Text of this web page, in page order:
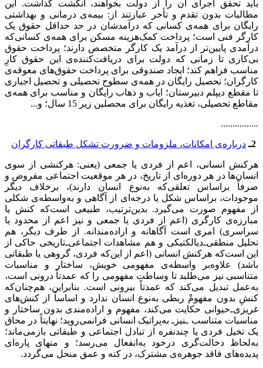
باید تحقق اجرای آن را از دولت بخواهند، انگشت گذاشت. این
مطالبات بدون تقدم و تأخر عبارتند از: بیمه‌ی درمانی و بهداشتی
رایگان برای همه‌ی کسانی که درآمدشان در حد حداقل حقوق یک
کارگر فنی است؛ پرداخت کمک‌هزینه مسکن برای همه‌ی کسانی‌که
درآمدی پایین‌تر از درآمد یک کارگر متخصص دارند؛ پرداخت حقوق
بی‌کاری تا زمانی که دولت برای دریافت‌کننده‌ی این حقوق کارِ
مناسب فراهم کند؛ ایجاد صندوقی برای پرداخت حقوق‌های معوقه‌ی
کارگران؛ تحصیل رایگان در همه‌ی سطوح تحصیلی و تحصیل اجباری
تا مقطع دیپلم دبیرستان؛ ایاب و ذهاب رایگان و مناسب برای همه‌ی
مقاطع تحصیلی، تغذیه رایگان برای محصلین زیر 15 سال؛ و...
................
2ـ درباره‌ی امکانات، ملزومات و ضرورت تشکل طبقاتی کارگران
هرکنش انسانی، اعم از فردی یا جمعی (یعنی: هرکنشی از سوی
انسان‌ها در هر دوره‌‌ای از تاریخ، در هر موقعیت اجتماعی مفروض و
صرفاً براساس تعلقی‌که به‌نوع انسان دارند)، برخلاف دیگر
موجودات، براساس شکل یا درجه‌ای از آگاهی و به‌واسطه‌ی شکلی
از مفهوم صورت می‌گیرد. بدین‌ترتیب، طبیعی است‌که کنش یا
مبارزه‌ی کارگری (اعم از فردی یا جمعی و نیز اعم از محدود یا
سراسری) امری است آگاهانه و اراده‌مندانه. از طرف دیگر، هم
تحلیل منطقی‌ـ‌دیالکتیکی و هم مشاهدات اجتماعی‌ـ‌تاریخی حاکی از
این است‌که هرکنش انسانی (اعم از این‌که فردی، گروهی یا طبقاتی
باشد) علاوه‌بر واسطه‌ی مفهومی خویش، ساختار و مناسبات
متناسبی نیز می‌طلبد تا وساطت مفهومی را که عمدتاً درونی است،
‌به‌عمل تبدیل می‌کند که عمدتاً بیرونی است. بنابراین، هم‌چنان‌که
کنشِ بدون مفهومْ ربطی به‌نوع انسان ندارد و اساساً از ‌کنش‌های
غریزی‌ـ‌‌حیوانی حکایت می‌کند، مفهوم و اراده‌مندی بدون ساختار و
مناسبات متناسب ـنیز‌ـ به‌پراتیک انسانی فرانمی‌روید؛ نهایتاً در محاق
یک تخیل فردی یا چندنفره از تبادل اجتماعی و طبقاتی بازمی‌ماند؛
به‌لحاظ دخالت‌گری درخود به‌انفعال می‌رسد؛ و منهای پاره‌ای
پدیده‌های فاقد جوهره‌ی مشترک، در کنه و عمق منحل می‌گردد.